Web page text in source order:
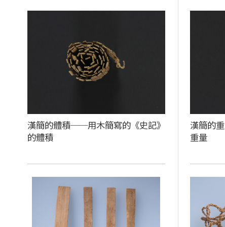
漢簡的體積──用木簡寫的《史記》
的體積
漢簡的
重量